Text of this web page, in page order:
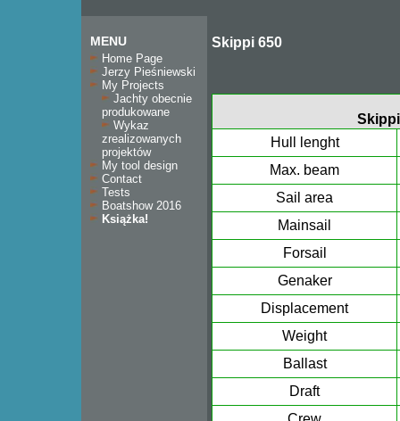
MENU
Home Page
Jerzy Pieśniewski
My Projects
Jachty obecnie
produkowane
Wykaz
zrealizowanych
projektów
My tool design
Contact
Tests
Boatshow 2016
Książka!
Skippi 650
Hull lenght
Max. beam
Sail area
Mainsail
Forsail
Genaker
Displacement
Weight
Ballast
Draft